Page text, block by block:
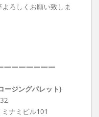
ろしくお願い致しま
ージングパレット)
ナミビル101